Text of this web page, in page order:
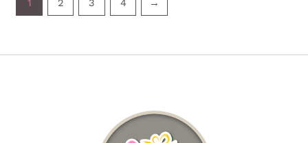
van.
változatok
ki
1 2 3 4 →